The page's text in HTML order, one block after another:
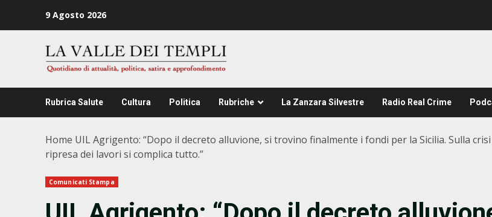
9 Agosto 2026
Rubrica Salute Cultura Politica Rubriche La Zanzara Silvestre Radio Real Crime
Home UIL Agrigento: “Dopo il decreto alluvione, si trovino finalmente i fondi per la Sicilia. Sulla
ripresa dei lavori si complica tutto.”
Comunicati Stampa